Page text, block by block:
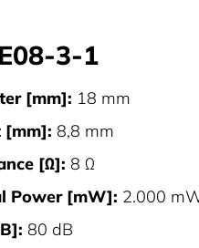
3-1
[mm]: 18 mm
[mm]: 8,8 mm
[Ω]: 8 Ω
Power [mW]: 2.000
80 dB